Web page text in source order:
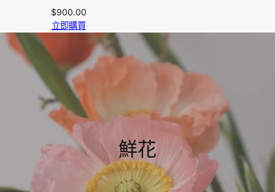
$900.00
立即購買
鮮花